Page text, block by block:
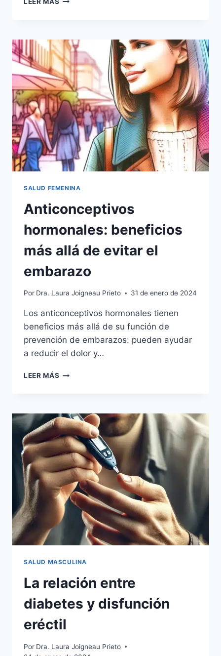
LEER MÁS
SALUD FEMENINA
Anticonceptivos
hormonales: beneficios
más allá de evitar el
embarazo
Por Dra. Laura Joigneau Prieto 31 de enero de 2024
Los anticonceptivos hormonales tienen
beneficios más allá de su función de
prevención de embarazos: pueden ayudar
a reducir el dolor y…
LEER MÁS
SALUD MASCULINA
La relación entre
diabetes y disfunción
eréctil
Por Dra. Laura Joigneau Prieto